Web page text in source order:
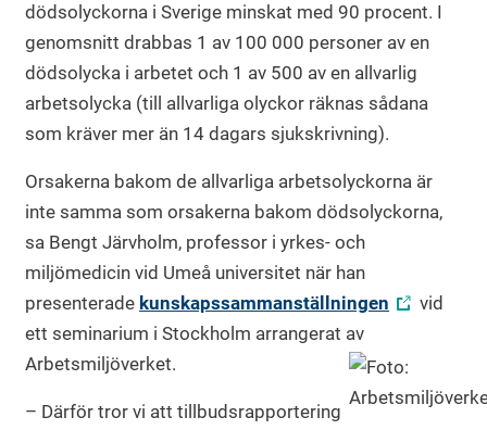
dödsolyckorna i Sverige minskat med 90 procent. I
genomsnitt drabbas 1 av 100 000 personer av en
dödsolycka i arbetet och 1 av 500 av en allvarlig
arbetsolycka (till allvarliga olyckor räknas sådana
som kräver mer än 14 dagars sjukskrivning).
Orsakerna bakom de allvarliga arbetsolyckorna är
inte samma som orsakerna bakom dödsolyckorna,
sa Bengt Järvholm, professor i yrkes- och
miljömedicin vid Umeå universitet när han
presenterade kunskapssammanställningen
vid
ett seminarium i Stockholm arrangerat av
Arbetsmiljöverket.
– Därför tror vi att tillbudsrapportering